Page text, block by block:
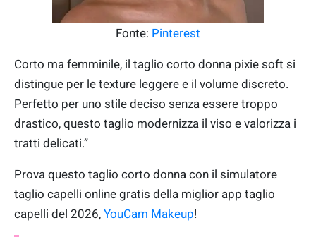
Fonte: Pinterest
Corto ma femminile, il taglio corto donna pixie soft si
distingue per le texture leggere e il volume discreto.
Perfetto per uno stile deciso senza essere troppo
drastico, questo taglio modernizza il viso e valorizza i
tratti delicati.”
Prova questo taglio corto donna con il simulatore
taglio capelli online gratis della miglior app taglio
capelli del 2026, YouCam Makeup!